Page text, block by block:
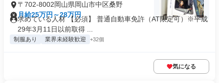
〒702-8002岡山県岡山市中区桑野
月給25万円～28万円
求めている人材 【必須】 普通自動車免許（AT限定可）※平成
29年3月11日以前取得 ...
制服あり 業界未経験歓迎 +32個
気になる